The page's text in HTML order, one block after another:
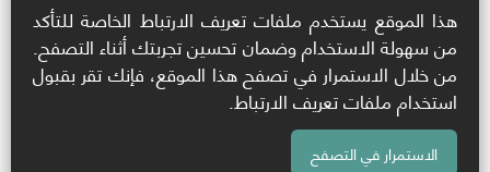
هذا الموقع يستخدم ملفات تعريف الارتباط الخاصة للتأكد
من سهولة الاستخدام وضمان تحسين تجربتك أثناء التصفح.
من خلال الاستمرار في تصفح هذا الموقع، فإنك تقر بقبول
استخدام ملفات تعريف الارتباط.
الاستمرار في التصفح